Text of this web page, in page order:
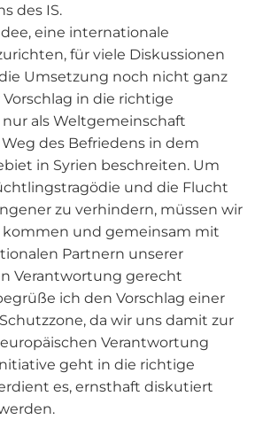
des IS.
eine internationale
für viele Diskussionen
Umsetzung noch nicht ganz
in die richtige
als Weltgemeinschaft
des Befriedens in dem
in Syrien beschreiten. Um
und die Flucht
zu verhindern, müssen wir
kommen und gemeinsam mit
Partnern unserer
Verantwortung gerecht
ich den Vorschlag einer
da wir uns damit zur
Verantwortung
geht in die richtige
es, ernsthaft diskutiert